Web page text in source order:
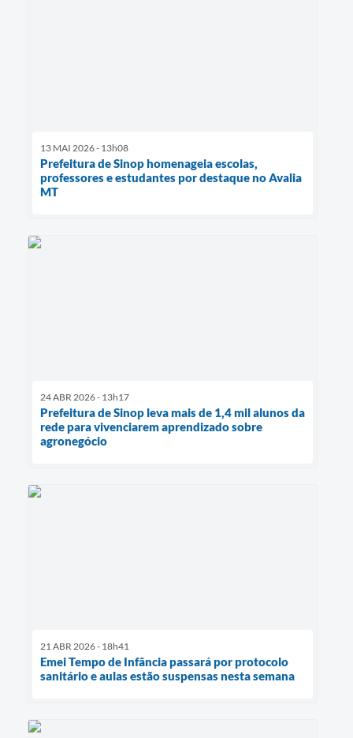
13 MAI 2026 - 13h08
Prefeitura de Sinop homenageia escolas,
professores e estudantes por destaque no Avalia
MT
24 ABR 2026 - 13h17
Prefeitura de Sinop leva mais de 1,4 mil alunos da
rede para vivenciarem aprendizado sobre
agronegócio
21 ABR 2026 - 18h41
Emei Tempo de Infância passará por protocolo
sanitário e aulas estão suspensas nesta semana